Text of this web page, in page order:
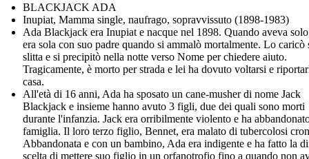
BLACKJACK ADA
Inupiat, Mamma single, naufrago, sopravvissuto (1898-1983)
Ada Blackjack era Inupiat e nacque nel 1898. Quando aveva
era sola con suo padre quando si ammalò mortalmente. Lo caricò
slitta e si precipitò nella notte verso Nome per chiedere aiuto.
Tragicamente, è morto per strada e lei ha dovuto voltarsi e
casa.
All'età di 16 anni, Ada ha sposato un cane-musher di nome Jack
Blackjack e insieme hanno avuto 3 figli, due dei quali sono morti
durante l'infanzia. Jack era orribilmente violento e ha
famiglia. Il loro terzo figlio, Bennet, era malato di tubercolosi
Abbandonata e con un bambino, Ada era indigente e ha fatto la
scelta di mettere suo figlio in un orfanotrofio fino a quando non